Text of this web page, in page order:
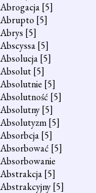
Abrogacja[5]
Abrupto [5]
Abrys [5]
Abscyssa[5]
Absolucja[5]
Absolut[5]
Absolutnie [5]
Absolutność [5]
Absolutny[5]
Absolutyzm[5]
Absorbcja[5]
Absorbować [5]
Absorbowanie
Abstrakcja[5]
Abstrakcyjny[5]